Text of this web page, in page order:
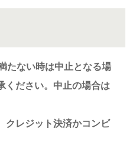
たない時は中止となる場
ください。中止の場合は
クレジット決済かコンビ